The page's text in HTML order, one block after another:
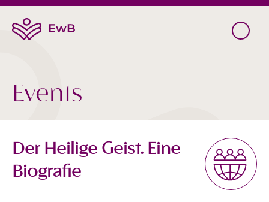
Events
Der Heilige Geist. Eine
Biografie